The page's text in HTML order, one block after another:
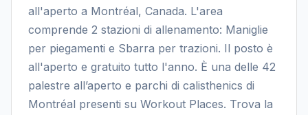
all'aperto a Montréal, Canada. L'area
comprende 2 stazioni di allenamento: Maniglie
per piegamenti e Sbarra per trazioni. Il posto è
all'aperto e gratuito tutto l'anno. È una delle 42
palestre all’aperto e parchi di calisthenics di
Montréal presenti su Workout Places. Trova la